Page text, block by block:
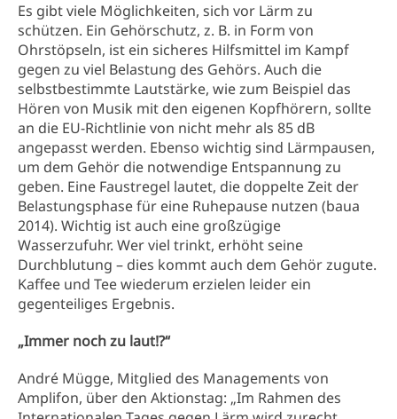
Es gibt viele Möglichkeiten, sich vor Lärm zu
schützen. Ein Gehörschutz, z. B. in Form von
Ohrstöpseln, ist ein sicheres Hilfsmittel im Kampf
gegen zu viel Belastung des Gehörs. Auch die
selbstbestimmte Lautstärke, wie zum Beispiel das
Hören von Musik mit den eigenen Kopfhörern, sollte
an die EU-Richtlinie von nicht mehr als 85 dB
angepasst werden. Ebenso wichtig sind Lärmpausen,
um dem Gehör die notwendige Entspannung zu
geben. Eine Faustregel lautet, die doppelte Zeit der
Belastungsphase für eine Ruhepause nutzen (baua
2014). Wichtig ist auch eine großzügige
Wasserzufuhr. Wer viel trinkt, erhöht seine
Durchblutung – dies kommt auch dem Gehör zugute.
Kaffee und Tee wiederum erzielen leider ein
gegenteiliges Ergebnis.
„Immer noch zu laut!?“
André Mügge, Mitglied des Managements von
Amplifon, über den Aktionstag: „Im Rahmen des